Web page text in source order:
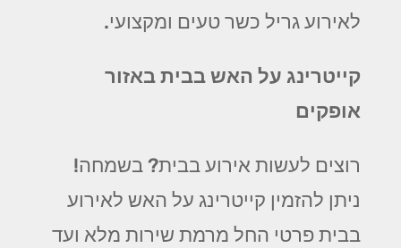
לאירוע גריל כשר טעים ומקצועי.
קייטרינג על האש בבית באזור
אופקים
רוצים לעשות אירוע בבית? בשמחה!
ניתן להזמין קייטרינג על האש לאירוע
בבית פרטי החל מרמת שירות מלא ועד